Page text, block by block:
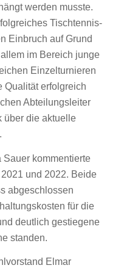
werden musste.
Tischtennis-
Einbruch auf Grund
im Bereich junge
Einzelturnieren
Qualität erfolgreich
Abteilungsleiter
über die aktuelle
kommentierte
und 2022. Beide
abgeschlossen
für die
deutlich gestiegene
standen.
Elmar